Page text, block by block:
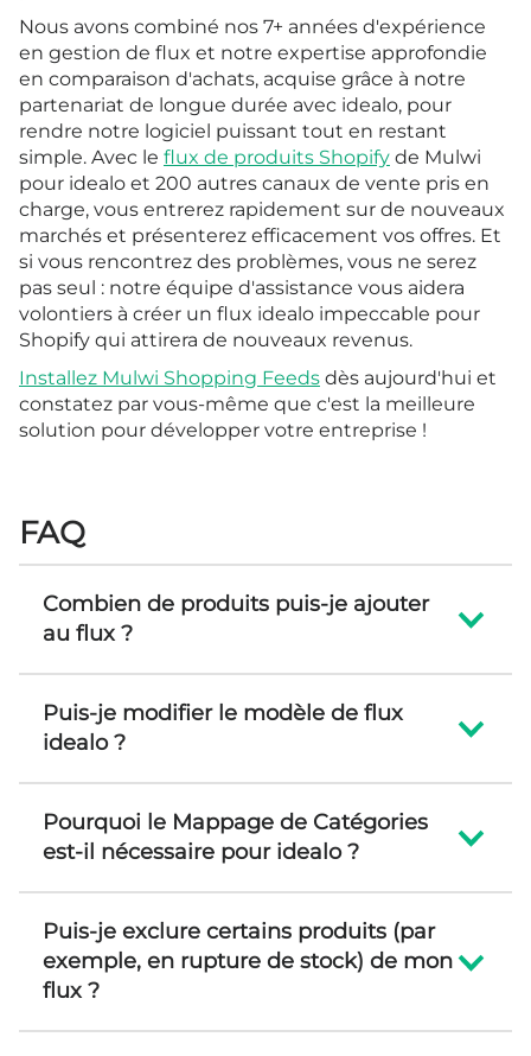
Nous avons combiné nos 7+ années d'expérience
en gestion de flux et notre expertise approfondie
en comparaison d'achats, acquise grâce à notre
partenariat de longue durée avec idealo, pour
rendre notre logiciel puissant tout en restant
simple. Avec le flux de produits Shopify de Mulwi
pour idealo et 200 autres canaux de vente pris en
charge, vous entrerez rapidement sur de nouveaux
marchés et présenterez efficacement vos offres. Et
si vous rencontrez des problèmes, vous ne serez
pas seul : notre équipe d'assistance vous aidera
volontiers à créer un flux idealo impeccable pour
Shopify qui attirera de nouveaux revenus.
Installez Mulwi Shopping Feeds dès aujourd'hui et
constatez par vous-même que c'est la meilleure
solution pour développer votre entreprise !
FAQ
Combien de produits puis-je ajouter
au flux ?
Puis-je modifier le modèle de flux
idealo ?
Pourquoi le Mappage de Catégories
est-il nécessaire pour idealo ?
Puis-je exclure certains produits (par
exemple, en rupture de stock) de mon
flux ?